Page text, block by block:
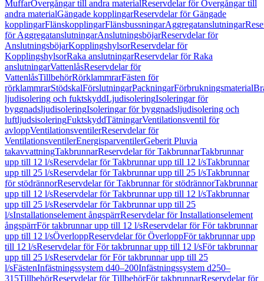
MuffarÖvergångar till andra materialReservdelar för Övergångar till
andra materialGängade kopplingarReservdelar för Gängade
kopplingarFlänskopplingarFlänsbussningarAggregatanslutningar
för AggregatanslutningarAnslutningsböjarReservdelar för
AnslutningsböjarKopplingshylsorReservdelar för
KopplingshylsorRaka anslutningarReservdelar för Raka
anslutningarVattenlåsReservdelar för
VattenlåsTillbehörRörklammrarFästen för
rörklammrarStödskalFörslutningarPackningarFörbrukningsmaterial
ljudisolering och fuktskyddLjudisoleringIsoleringar för
byggnadsljudisoleringIsoleringar för byggnadsljudisolering och
luftljudsisoleringFuktskyddTätningarVentilationsventil för
avloppVentilationsventilerReservdelar för
VentilationsventilerEnergisparventilerGeberit Pluvia
takavvattningTakbrunnarReservdelar för TakbrunnarTakbrunnar
upp till 12 l/sReservdelar för Takbrunnar upp till 12 l/sTakbrunnar
upp till 25 l/sReservdelar för Takbrunnar upp till 25 l/sTakbrunnar
för stödrännorReservdelar för Takbrunnar för stödrännorTakbrunnar
upp till 12 l/sReservdelar för Takbrunnar upp till 12 l/sTakbrunnar
upp till 25 l/sReservdelar för Takbrunnar upp till 25
l/sInstallationselement ångspärrReservdelar för Installationselement
ångspärrFör takbrunnar upp till 12 l/sReservdelar för För takbrunnar
upp till 12 l/sÖverloppReservdelar för ÖverloppFör takbrunnar upp
till 12 l/sReservdelar för För takbrunnar upp till 12 l/sFör takbrunnar
upp till 25 l/sReservdelar för För takbrunnar upp till 25
l/sFästenInfästningssystem d40–200Infästningssystem d250–
315TillbehörReservdelar för TillbehörFör takbrunnarReservdelar för